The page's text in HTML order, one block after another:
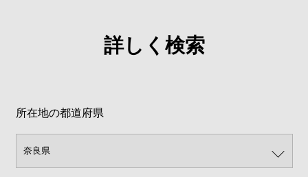
詳しく検索
所在地の都道府県